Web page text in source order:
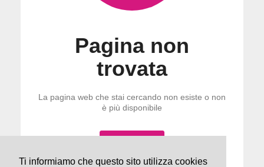
Ti informiamo che questo sito utilizza cookies
Pagina non
trovata
La pagina web che stai cercando non esiste o non
è più disponibile